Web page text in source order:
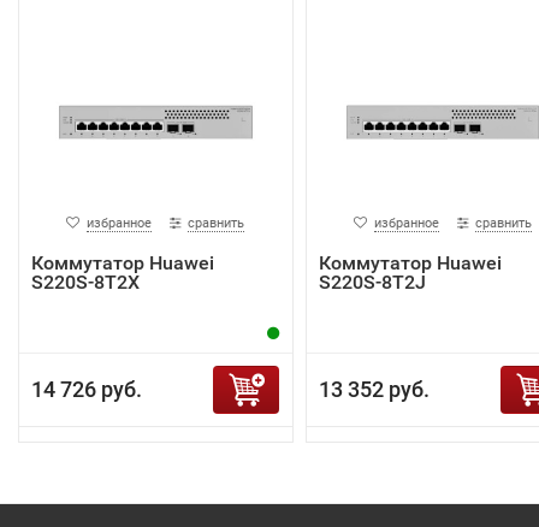
избранное сравнить
Коммутатор Huawei
S220S-8T2X
14 726 руб.
избранное сравнить
Коммутатор Huawei
S220S-8T2J
13 352 руб.